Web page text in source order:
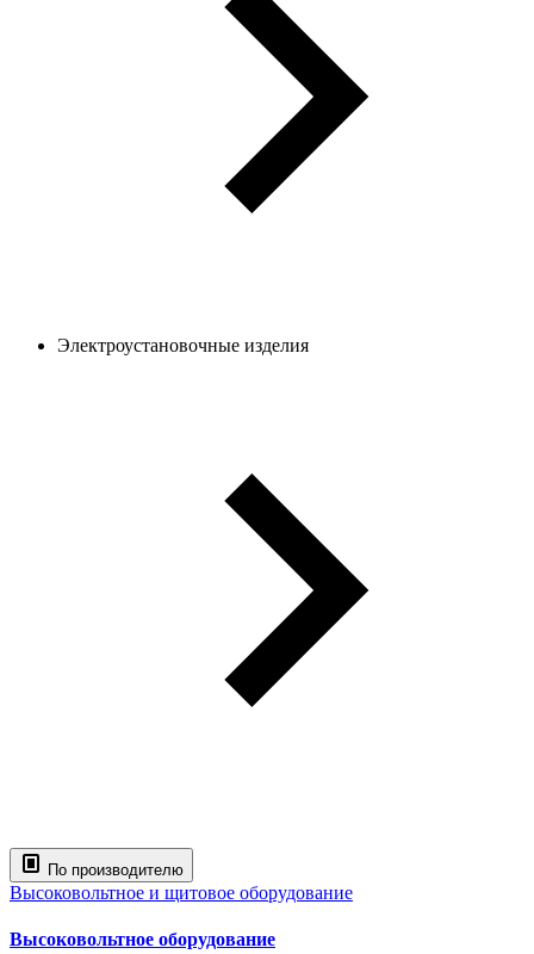
Электроустановочные изделия
По производителю
Высоковольтное и щитовое оборудование
Высоковольтное оборудование